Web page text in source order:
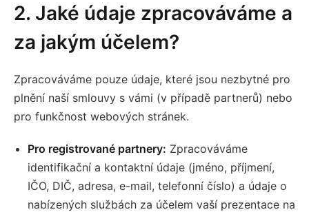
2. Jaké údaje zpracováváme a
za jakým účelem?
Zpracováváme pouze údaje, které jsou nezbytné pro
plnění naší smlouvy s vámi (v případě partnerů) nebo
pro funkčnost webových stránek.
Pro registrované partnery: Zpracováváme
identifikační a kontaktní údaje (jméno, příjmení,
IČO, DIČ, adresa, e-mail, telefonní číslo) a údaje o
nabízených službách za účelem vaší prezentace na